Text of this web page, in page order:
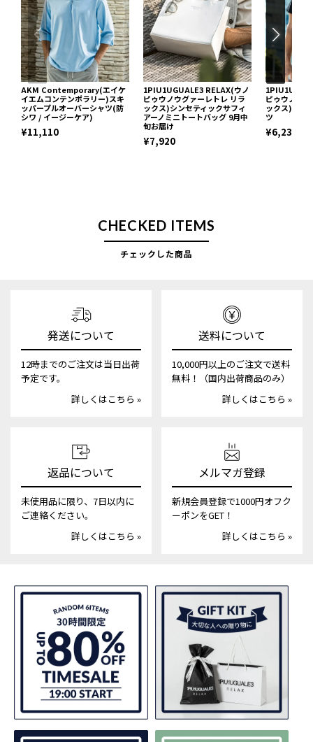
AKM Contemporary(エイケ
イエムコンテンポラリー)スキ
ッパープルオーバーシャツ(防
シワ / イージーケア)
¥11,110
1PIU1UGUALE3 RELAX(ウノ
ピゥウノウグァーレトレ リラ
ックス)シンセティックサフィ
アーノミニトートバッグ 9月中
旬お届け
¥7,920
ピゥウノウ
ックス)ネッ
ツ
¥6,237
CHECKED ITEMS
チェックした商品
発送について
12時までのご注文は当日出荷
予定です。
詳しくはこちら »
送料について
10,000円以上のご注文で送料
無料！（国内出荷商品のみ）
詳しくはこちら »
返品について
未使用品に限り、7日以内に
ご連絡ください。
詳しくはこちら »
メルマガ登録
新規会員登録で1000円オフク
ーポンをGET！
詳しくはこちら »